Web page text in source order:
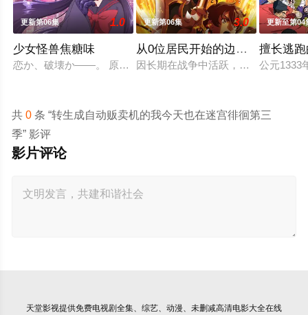
更新第06集 1.0
少女怪兽焦糖味
恋か、破壊か――。 原因不
更新第06集 3.0
从0位居民开始的边境领主大人
因长期在战争中活跃，而被称为〝
更新至第04
擅长逃
公元1333
共 0条 “转生成自动贩卖机的我今天也在迷宫徘徊第三
季” 影评
影片评论
天堂影视提供免费电视剧全集、综艺、动漫、未删减高清电影大全在线